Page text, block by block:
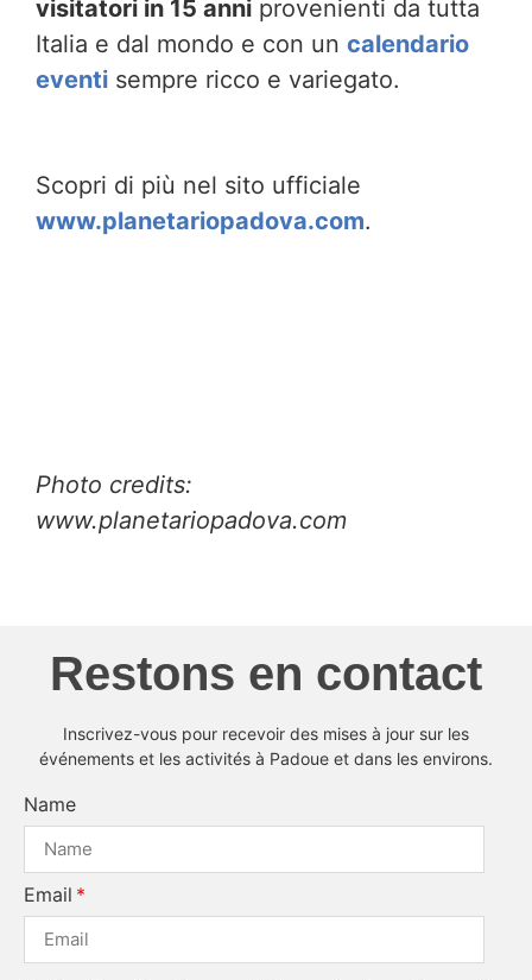
visitatori in 15 anni provenienti da tutta
Italia e dal mondo e con un calendario
eventi sempre ricco e variegato.
Scopri di più nel sito ufficiale
www.planetariopadova.com.
Photo credits:
www.planetariopadova.com
Restons en contact
Inscrivez-vous pour recevoir des mises à jour sur les
événements et les activités à Padoue et dans les environs.
Name
Email